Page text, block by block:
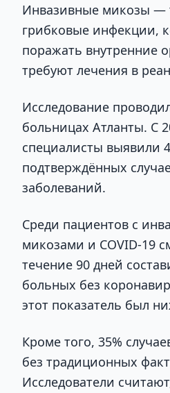
Инвазивные микозы —
грибковые инфекции,
поражать внутренние
требуют лечения в
Исследование
больницах Атланты. С
специалисты выявили
подтверждённых
заболеваний.
Среди пациентов с
микозами и COVID-19
течение 90 дней
больных без
этот показатель был
Кроме того, 35%
без традиционных
Исследователи